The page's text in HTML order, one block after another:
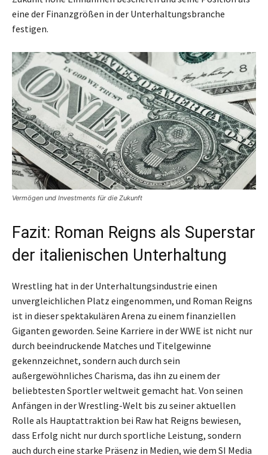
eine der Finanzgrößen in der Unterhaltungsbranche
festigen.
Vermögen und Investments für die Zukunft
Fazit: Roman Reigns als Superstar
der italienischen Unterhaltung
Wrestling hat in der Unterhaltungsindustrie einen
unvergleichlichen Platz eingenommen, und Roman Reigns
ist in dieser spektakulären Arena zu einem finanziellen
Giganten geworden. Seine Karriere in der WWE ist nicht nur
durch beeindruckende Matches und Titelgewinne
gekennzeichnet, sondern auch durch sein
außergewöhnliches Charisma, das ihn zu einem der
beliebtesten Sportler weltweit gemacht hat. Von seinen
Anfängen in der Wrestling-Welt bis zu seiner aktuellen
Rolle als Hauptattraktion bei Raw hat Reigns bewiesen,
dass Erfolg nicht nur durch sportliche Leistung, sondern
auch durch eine starke Präsenz in Medien, wie dem SI Media